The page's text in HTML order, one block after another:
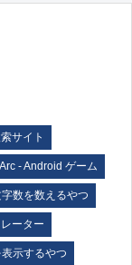
サイト
- Android ゲーム
数を数えるやつ
ーター
示するやつ